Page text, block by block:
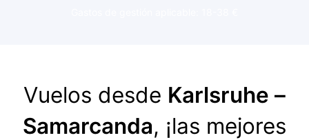
Vuelos desde Karlsruhe –
Samarcanda, ¡las mejores